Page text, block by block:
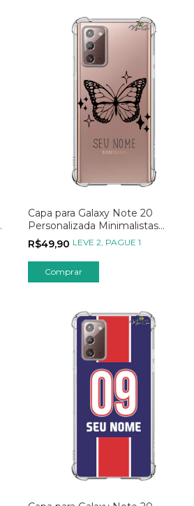
Capa para Galaxy Note 20
Personalizada Minimalistas
Butterfly
R$49,90 LEVE 2, PAGUE 1